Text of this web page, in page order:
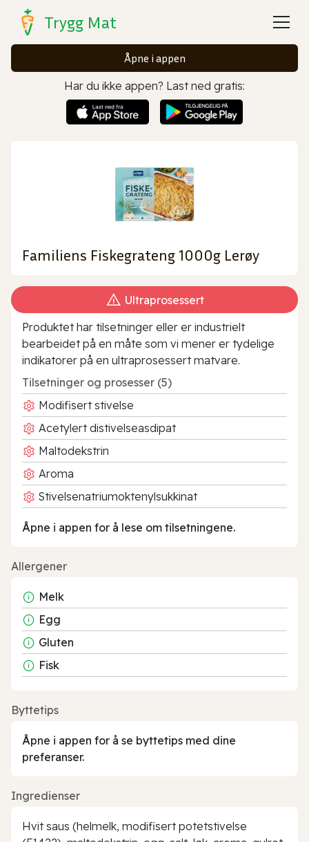
Trygg Mat
Åpne i appen
Har du ikke appen? Last ned gratis:
Familiens Fiskegrateng 1000g Lerøy
Ultraprosessert
Produktet har tilsetninger eller er industrielt
bearbeidet på en måte som vi mener er tydelige
indikatorer på en ultraprosessert matvare.
Tilsetninger og prosesser (5)
Modifisert stivelse
Acetylert distivelseasdipat
Maltodekstrin
Aroma
Stivelsenatriumoktenylsukkinat
Åpne i appen for å lese om tilsetningene.
Allergener
Melk
Egg
Gluten
Fisk
Byttetips
Åpne i appen for å se byttetips med dine
preferanser.
Ingredienser
Hvit saus (helmelk, modifisert potetstivelse